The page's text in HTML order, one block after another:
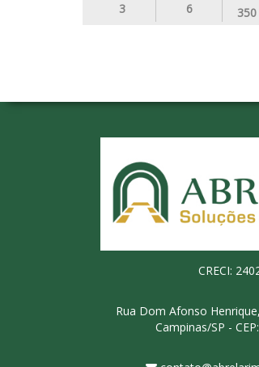
3 6 350
CRECI:
Rua Dom Afonso
Campinas/SP -